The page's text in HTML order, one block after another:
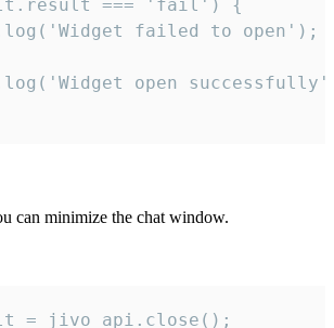
=== 'fail') {
failed to open');
open
can minimize the chat window.
= jivo_api.close();